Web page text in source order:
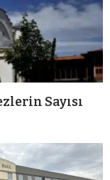
Sayısı